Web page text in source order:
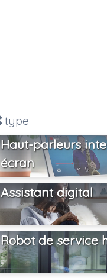
type
Haut-parleurs
écran
Assistant digital
Robot de service